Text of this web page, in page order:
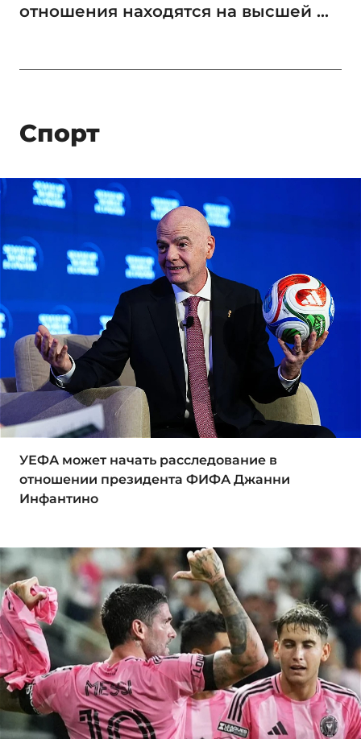
отношения находятся на высшей ...
Спорт
УЕФА может начать расследование в
отношении президента ФИФА Джанни
Инфантино